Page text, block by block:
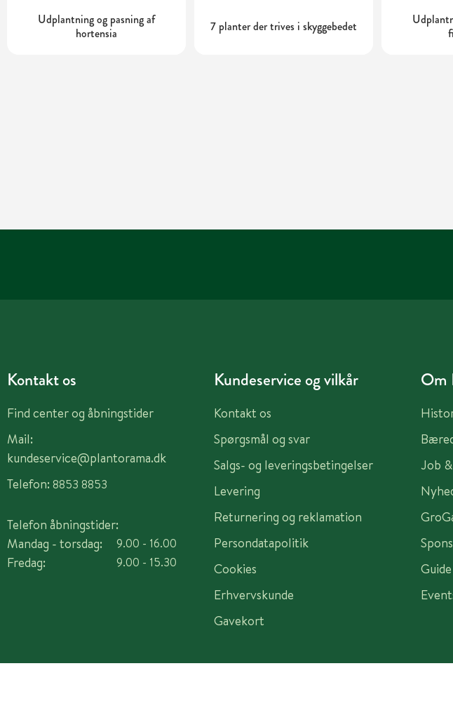
Udplantning og pasning af
hortensia
7 planter der trives i skyggebedet
Kontakt os
Find center og åbningstider
Mail:
kundeservice@plantorama.dk
Telefon: 8853 8853
Telefon åbningstider:
Mandag - torsdag:
Fredag:
9.00 - 16.00
9.00 - 15.30
Kundeservice og vilkår
Kontakt os
Spørgsmål og svar
Salgs- og leveringsbetingelser
Levering
Returnering og reklamation
Persondatapolitik
Cookies
Erhvervskunde
Gavekort
Om
Job
Guide